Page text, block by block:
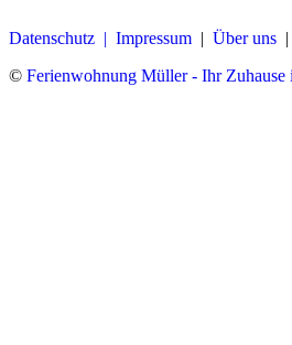
Datenschutz | Impressum | Über uns |
© Ferienwohnung Müller - Ihr Zuhause